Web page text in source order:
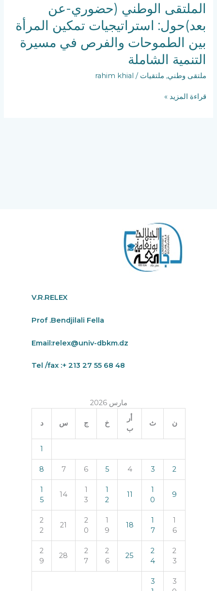
الملتقى الوطني (حضوري-عن
بعد)حول: استراتيجيات تمكين المرأة
بين الطموحات والفرص في مسيرة
التنمية الشاملة
ملتقى وطني, ملتقيات /
rahim khial
الشاملة
قراءة المزيد »
V.R.RELEX
Prof .Bendjilali Fella
Email:relex@univ-dbkm.dz
Tel /fax :+ 213 27 55 68 48
مارس 2026
ن ث
أر
ب
خ ج س د
1
2
3
4
5
6
7
8
9
1
0
11
1
2
1
3
14
1
5
1
6
1
7
18
1
9
2
0
21
2
2
2
3
2
4
25
2
6
2
7
28
2
9
3
3